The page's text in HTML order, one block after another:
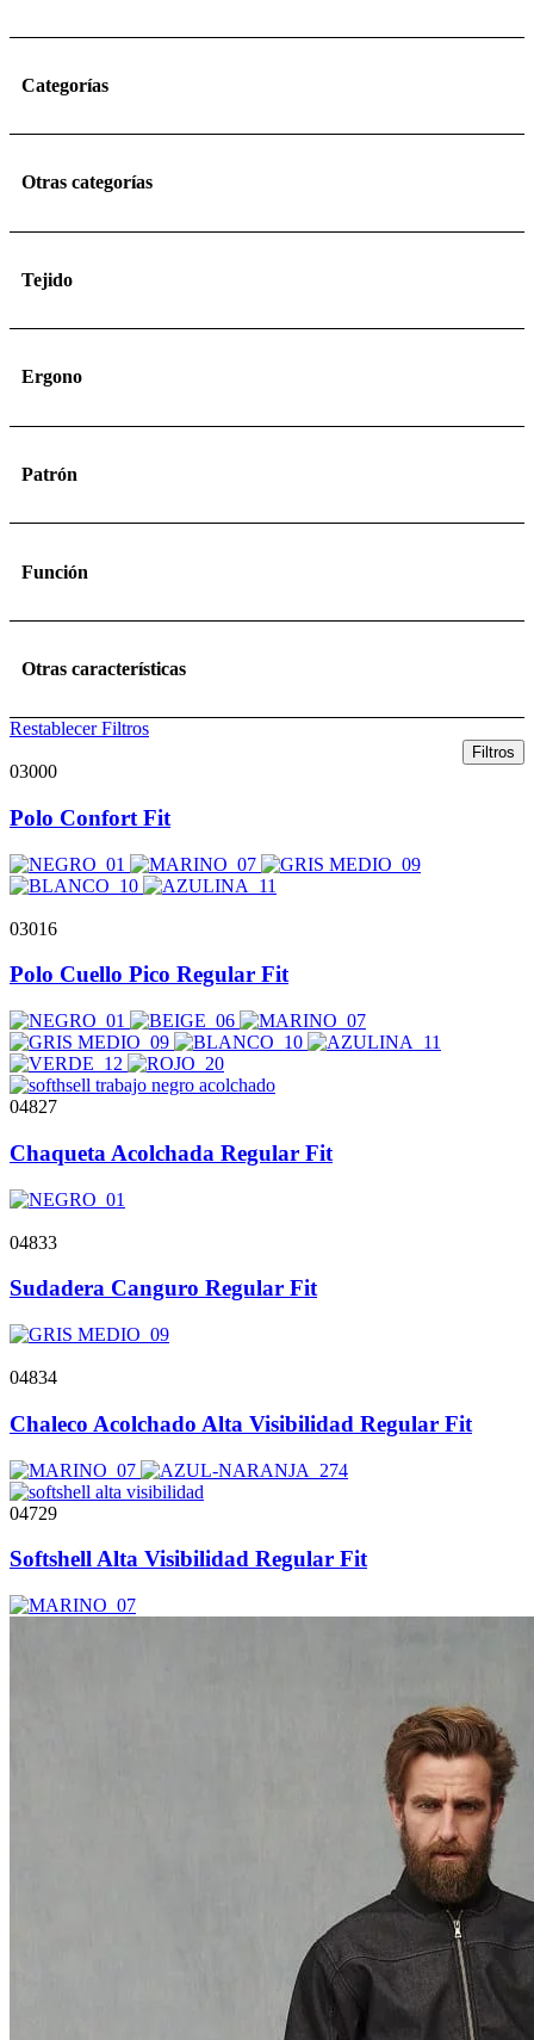
Categorías
Otras categorías
Tejido
Ergono
Patrón
Función
Otras características
Restablecer Filtros
Filtros
03000
Polo Confort Fit
03016
Polo Cuello Pico Regular Fit
04827
Chaqueta Acolchada Regular Fit
04833
Sudadera Canguro Regular Fit
04834
Chaleco Acolchado Alta Visibilidad Regular Fit
04729
Softshell Alta Visibilidad Regular Fit